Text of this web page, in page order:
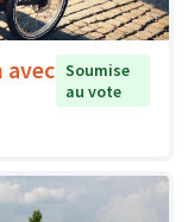
avec Soumise
au vote